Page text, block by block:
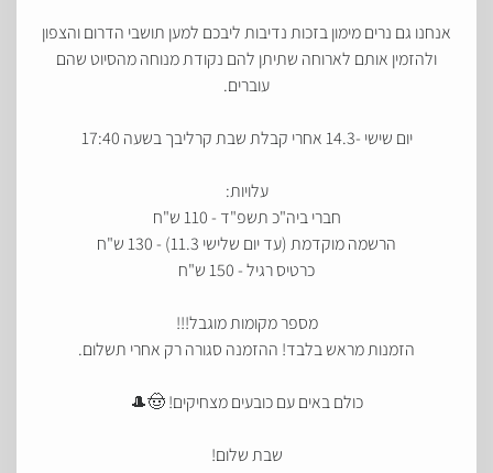
אנחנו גם נרים מימון בזכות נדיבות ליבכם למען תושבי הדרום והצפון
ולהזמין אותם לארוחה שתיתן להם נקודת מנוחה מהסיוט שהם
עוברים.
יום שישי -14.3 אחרי קבלת שבת קרליבך בשעה 17:40
עלויות:
חברי ביה"כ תשפ"ד - 110 ש"ח
הרשמה מוקדמת (עד יום שלישי 11.3) - 130 ש"ח
כרטיס רגיל - 150 ש"ח
מספר מקומות מוגבל!!!
הזמנות מראש בלבד! ההזמנה סגורה רק אחרי תשלום.
כולם באים עם כובעים מצחיקים! 🤠🎩
שבת שלום!